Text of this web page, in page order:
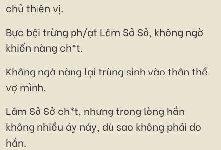
chủ thiên vị.
Bực bội trừng ph/ạt Lâm Sở Sở, không ngờ
khiến nàng ch*t.
Không ngờ nàng lại trùng sinh vào thân thể
vợ mình.
Lâm Sở Sở ch*t, nhưng trong lòng hắn
không nhiều áy náy, dù sao không phải do
hắn.